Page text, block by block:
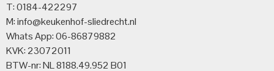
T: 0184-422297
M: info@keukenhof-sliedrecht.nl
Whats App: 06-86879882
KVK: 23072011
BTW-nr: NL 8188.49.952 B01